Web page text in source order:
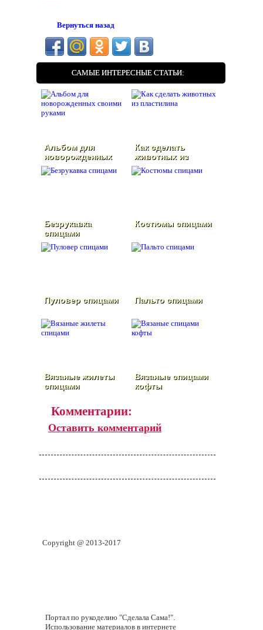
Вернуться назад
САМЫЕ ИНТЕРЕСНЫЕ СТАТЬИ:
Альбом для
новорожденных
своими руками
Как сделать
животных из
пластилина
Безрукавка
спицами
Костюмы спицами
Пуловер спицами Пальто спицами
Вязаные жилеты
спицами
Вязаные спицами
кофты
Комментарии:
Оставить комментарий
Copyright @ 2013-2017
Портал по рукоделию "Сделала Сама!".
Использование материалов в интернете